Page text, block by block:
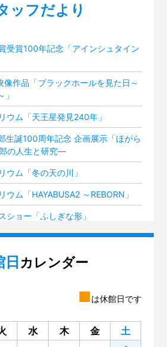
ッフだより
受賞100年記念「アインシュタイン
作品「ブラックホールを見た日～
ウム「天王星発見240年」
生誕100周年記念 企画展示「ほがら
の人生と研究―
ウム「冬の天の川」
ム「HAYABUSA2 ～REBORN」
ショー「ふしぎな形」
ウム「火星ふたたび接近中！」
積み木のルーツ～フレーベル『恩
ウム「夜空の宝石箱『すばる』」
楽器のグループ分け
ショー「電池がわかる」
日 カレンダー
■は休館日です
水 木 金
土